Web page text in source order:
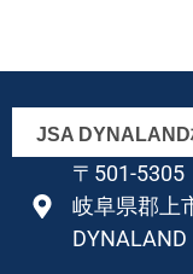
JSA DYNALAND
〒501-5305
岐阜県郡上
DYNALAND